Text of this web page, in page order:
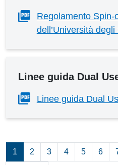
Regolamento Spin-
dell’Università
Linee guida Dual
Linee guida Dual
1 2 3 4 5 6